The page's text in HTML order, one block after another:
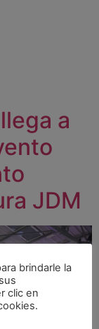
a
JDM
brindarle la
clic en